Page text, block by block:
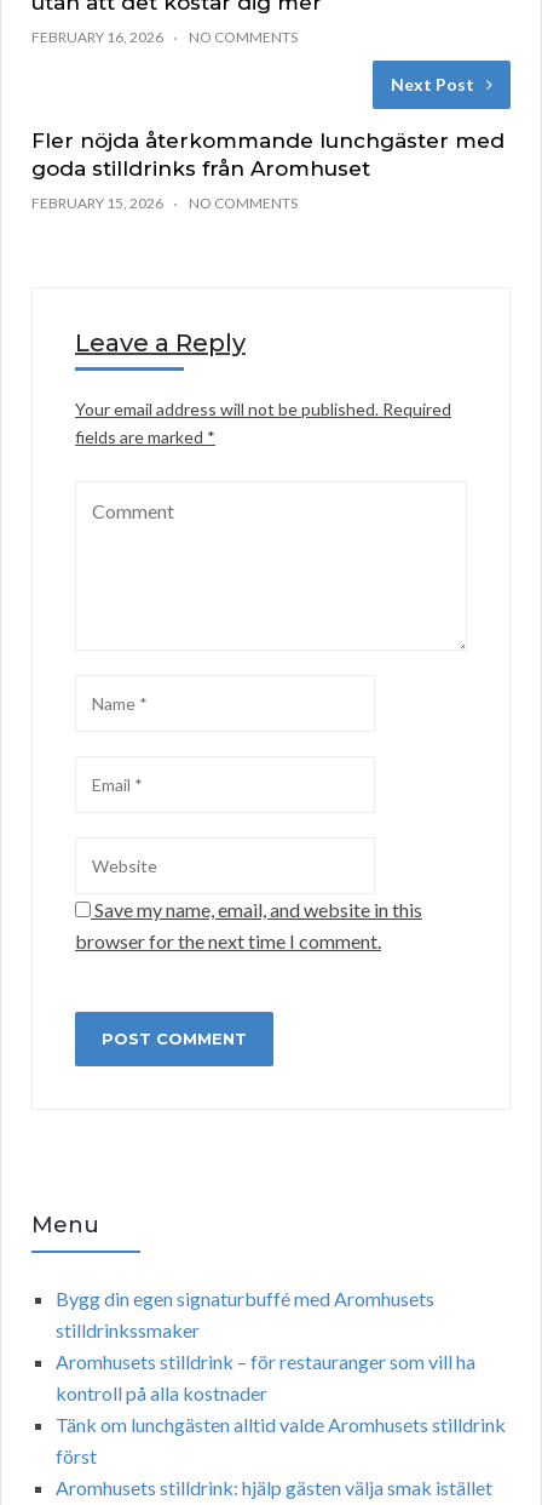
FEBRUARY 16, 2026 NO COMMENTS
Next Post
Fler nöjda återkommande lunchgäster med
goda stilldrinks från Aromhuset
FEBRUARY 15, 2026 NO COMMENTS
Leave a Reply
Your email address will not be published. Required
fields are marked *
Save my name, email, and website in this
browser for the next time I comment.
Menu
Bygg din egen signaturbuffé med Aromhusets
stilldrinkssmaker
Aromhusets stilldrink – för restauranger som vill ha
kontroll på alla kostnader
Tänk om lunchgästen alltid valde Aromhusets stilldrink
först
Aromhusets stilldrink: hjälp gästen välja smak istället